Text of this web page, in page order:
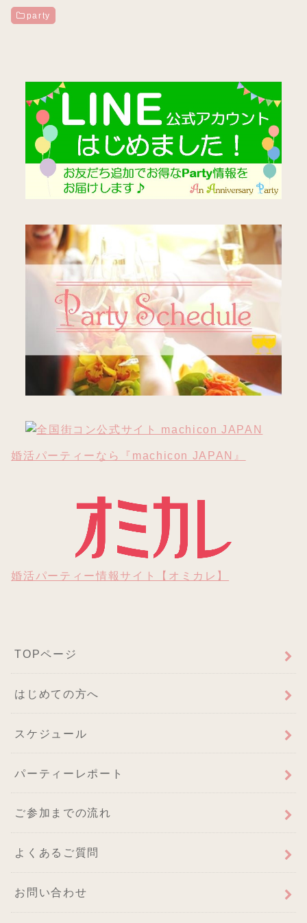
party
婚活パーティーなら『machicon JAPAN』
婚活パーティー情報サイト【オミカレ】
TOPページ
はじめての方へ
スケジュール
パーティーレポート
ご参加までの流れ
よくあるご質問
お問い合わせ